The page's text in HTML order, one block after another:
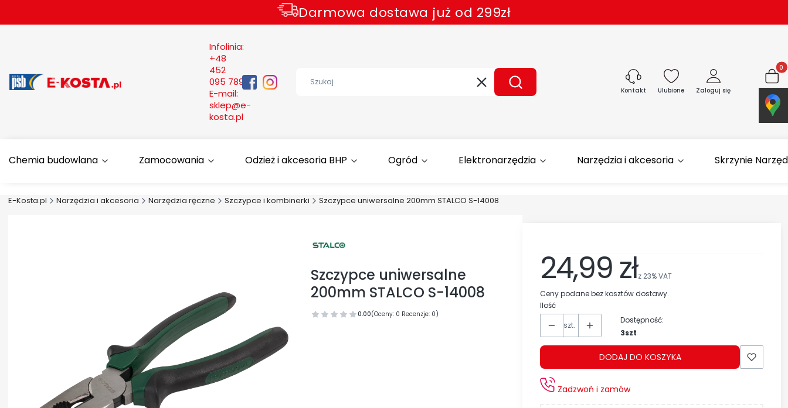
Darmowa dostawa już od 299zł
Infolinia:
+48
452
095 789
E-mail:
sklep@e-
kosta.pl
Wyczyść Szukaj Kontakt Ulubione Zaloguj się Koszyk
Chemia budowlana Zamocowania Odzież i akcesoria BHP Ogród Elektronarzędzia Narzędzia i akcesoria Skrzynie
E-Kosta.pl Narzędzia i akcesoria Narzędzia ręczne Szczypce i kombinerki Szczypce uniwersalne 200mm STALCO S-14008
Szczypce uniwersalne
200mm STALCO S-14008
0.00(Oceny: 0 Recenzje: 0)
24,99 złz 23%VAT
Ceny podane bez kosztów dostawy.
Ilość
szt.
Dostępność:
3szt
DODAJ DO KOSZYKA
Zadzwoń i zamów